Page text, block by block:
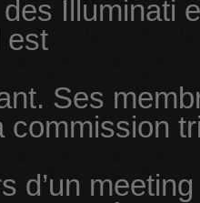
Illuminati
est
Ses
commission
d’un